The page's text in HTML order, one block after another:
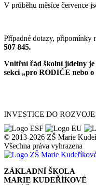
V průběhu měsíce července
Případné dotazy, připomínky
507 845.
Vnitřní řád školní jídelny je
sekci „pro RODIČE nebo
INVESTICE DO
© 2013-2026 ZŠ Marie
Všechna práva vyhrazena
ZÁKLADNÍ ŠKOLA
MARIE KUDEŘÍKOVÉ